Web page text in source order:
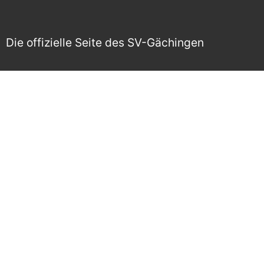
Die offizielle Seite des SV-Gächingen